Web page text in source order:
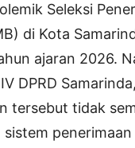
Seleksi
di Kota
ajaran 2026.
DPRD
tersebut tidak